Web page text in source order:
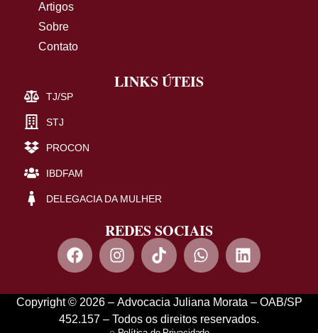
Artigos
Sobre
Contato
LINKS ÚTEIS
TJ/SP
STJ
PROCON
IBDFAM
DELEGACIA DA MULHER
REDES SOCIAIS
Copyright © 2026 – Advocacia Juliana Morata – OAB/SP
452.157 – Todos os direitos reservados.